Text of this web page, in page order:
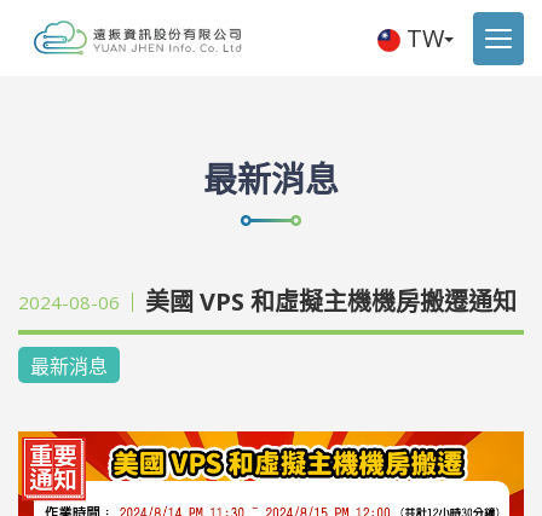
TW
最新消息
2024-08-06 美國 VPS 和虛擬主機機房搬遷通知
最新消息